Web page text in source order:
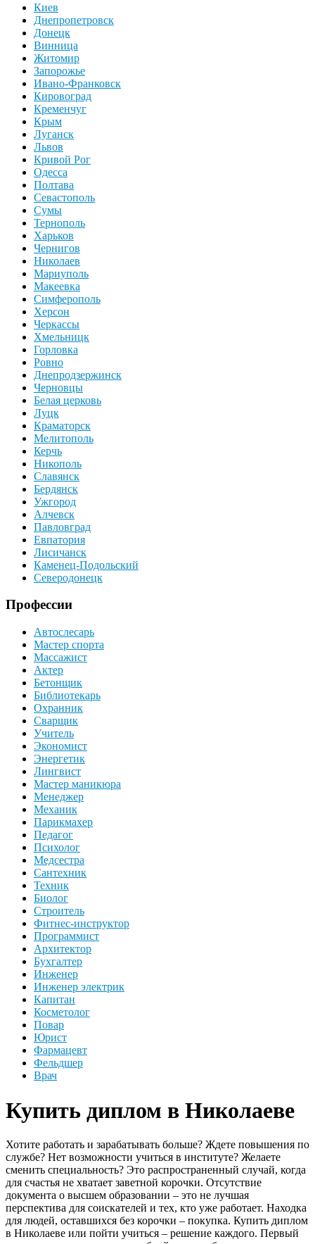
Киев
Днепропетровск
Донецк
Винница
Житомир
Запорожье
Ивано-Франковск
Кировоград
Кременчуг
Крым
Луганск
Львов
Кривой Рог
Одесса
Полтава
Севастополь
Сумы
Тернополь
Харьков
Чернигов
Николаев
Мариуполь
Макеевка
Симферополь
Херсон
Черкассы
Хмельницк
Горловка
Ровно
Днепродзержинск
Черновцы
Белая церковь
Луцк
Краматорск
Мелитополь
Керчь
Никополь
Славянск
Бердянск
Ужгород
Алчевск
Павловград
Евпатория
Лисичанск
Каменец-Подольский
Северодонецк
Профессии
Автослесарь
Мастер спорта
Массажист
Актер
Бетонщик
Библиотекарь
Охранник
Сварщик
Учитель
Экономист
Энергетик
Лингвист
Мастер маникюра
Менеджер
Механик
Парикмахер
Педагог
Психолог
Медсестра
Сантехник
Техник
Биолог
Строитель
Фитнес-инструктор
Программист
Архитектор
Бухгалтер
Инженер
Инженер электрик
Капитан
Косметолог
Повар
Юрист
Фармацевт
Фельдшер
Врач
Купить диплом в Николаеве
Хотите работать и зарабатывать больше? Ждете повышения по
службе? Нет возможности учиться в институте? Желаете
сменить специальность? Это распространенный случай, когда
для счастья не хватает заветной корочки. Отсутствие
документа о высшем образовании – это не лучшая
перспектива для соискателей и тех, кто уже работает. Находка
для людей, оставшихся без корочки – покупка. Купить диплом
в Николаеве или пойти учиться – решение каждого. Первый